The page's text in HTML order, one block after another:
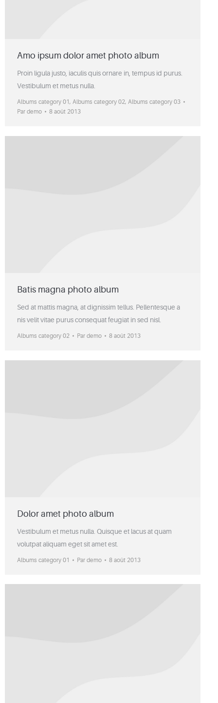
Amo ipsum dolor amet photo album
Proin ligula justo, iaculis quis ornare in, tempus id purus.
Vestibulum et metus nulla.
Albums category 01, Albums category 02, Albums category 03
Par demo 8 août 2013
Batis magna photo album
Sed at mattis magna, at dignissim tellus. Pellentesque a
nis velit vitae purus consequat feugiat in sed nisl.
Albums category 02 Par demo 8 août 2013
Dolor amet photo album
Vestibulum et metus nulla. Quisque et lacus at quam
volutpat aliquam eget sit amet est.
Albums category 01 Par demo 8 août 2013